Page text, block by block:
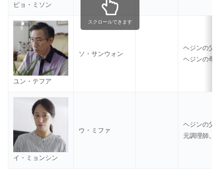
ピョ・ミソン
ユン・テフア
ソ・サンウォン
ヘジンの父
ヘジンの母
イ・ミョンシン
ウ・ミファ
ヘジンの父
元調理師。
スクロールできます